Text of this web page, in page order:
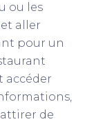
ou les
aller
pour un
accéder
de